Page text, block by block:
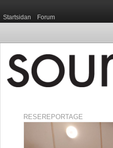
Startsidan Forum
RESEREPORTAGE